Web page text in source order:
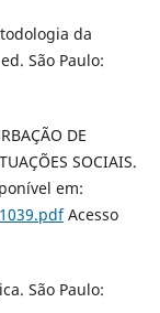
da
São Paulo:
DE
SOCIAIS.
em:
Acesso
São Paulo: